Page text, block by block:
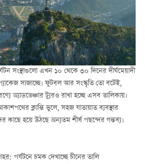
সংস্থাগুলো এখন ১০ থেকে ৩০ দিনের দীর্ঘমেয়াদী
সাজাচ্ছে। ফুটবল আর সংস্কৃতি তো বটেই,
অ্যাডভেঞ্চার ট্যুরও রাখা হচ্ছে এসব তালিকায়।
ক্লান্তি ভুলে, সহজ যাতায়াত ব্যবস্থার
কাছে হয়ে উঠছে অন্যতম শীর্ষ পছন্দের গন্তব্য।
পর্যটনে চমক দেখাচ্ছে চীনের তালি